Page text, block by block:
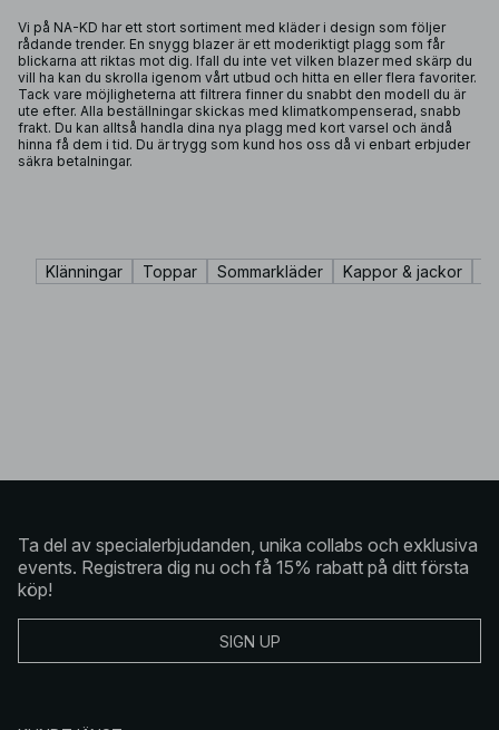
Vi på NA-KD har ett stort sortiment med kläder i design som följer
rådande trender. En snygg blazer är ett moderiktigt plagg som får
blickarna att riktas mot dig. Ifall du inte vet vilken blazer med skärp du
vill ha kan du skrolla igenom vårt utbud och hitta en eller flera favoriter.
Tack vare möjligheterna att filtrera finner du snabbt den modell du är
ute efter. Alla beställningar skickas med klimatkompenserad, snabb
frakt. Du kan alltså handla dina nya plagg med kort varsel och ändå
hinna få dem i tid. Du är trygg som kund hos oss då vi enbart erbjuder
säkra betalningar.
Klänningar Toppar Sommarkläder Kappor & jackor
Ta del av specialerbjudanden, unika collabs och exklusiva
events. Registrera dig nu och få 15% rabatt på ditt första
köp!
SIGN UP